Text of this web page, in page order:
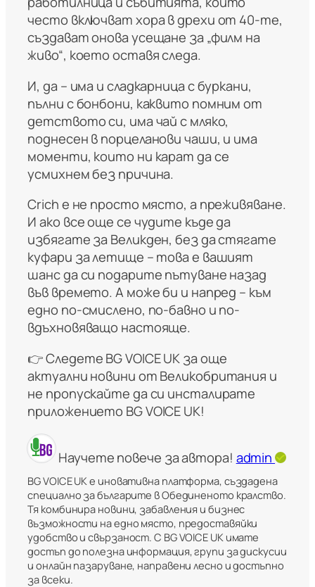
често включват хора в дрехи от 40-те,
създават онова усещане за „филм на
живо“, което оставя следа.
И, да – има и сладкарница с буркани,
пълни с бонбони, каквито помним от
детството си, има чай с мляко,
поднесен в порцеланови чаши, и има
моменти, които ни карат да се
усмихнем без причина.
Crich е не просто място, а преживяване.
И ако все още се чудите къде да
избягате за Великден, без да стягате
куфари за летище – това е вашият
шанс да си подарите пътуване назад
във времето. А може би и напред – към
едно по-смислено, по-бавно и по-
вдъхновяващо настояще.
👉 Следете BG VOICE UK за още
актуални новини от Великобритания и
не пропускайте да си инсталирате
приложението BG VOICE UK!
Научете повече за автора! admin
BG VOICE UK е иновативна платформа, създадена
специално за българите в Обединеното кралство.
Тя комбинира новини, забавления и бизнес
възможности на едно място, предоставяйки
удобство и свързаност. С BG VOICE UK имате
достъп до полезна информация, групи за дискусии
и онлайн пазаруване, направени лесно и достъпно
за всеки.